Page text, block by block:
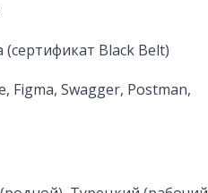
Black Belt)
Figma, Swagger, Postman,